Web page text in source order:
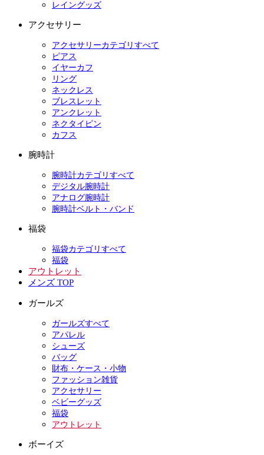
レイングッズ
アクセサリー
アクセサリーカテゴリすべて
ピアス
イヤーカフ
リング
ネックレス
ブレスレット
アンクレット
ネクタイピン
カフス
腕時計
腕時計カテゴリすべて
デジタル腕時計
アナログ腕時計
腕時計ベルト・バンド
福袋
福袋カテゴリすべて
福袋
アウトレット
メンズ TOP
ガールズ
ガールズすべて
アパレル
シューズ
バッグ
財布・ケース・小物
ファッション雑貨
アクセサリー
ベビーグッズ
福袋
アウトレット
ボーイズ